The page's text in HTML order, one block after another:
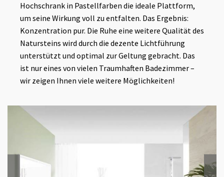
Hochschrank in Pastellfarben die ideale Plattform,
um seine Wirkung voll zu entfalten. Das Ergebnis:
Konzentration pur. Die Ruhe eine weitere Qualität des
Natursteins wird durch die dezente Lichtführung
unterstützt und optimal zur Geltung gebracht. Das
ist nur eines von vielen Traumhaften Badezimmer –
wir zeigen Ihnen viele weitere Möglichkeiten!